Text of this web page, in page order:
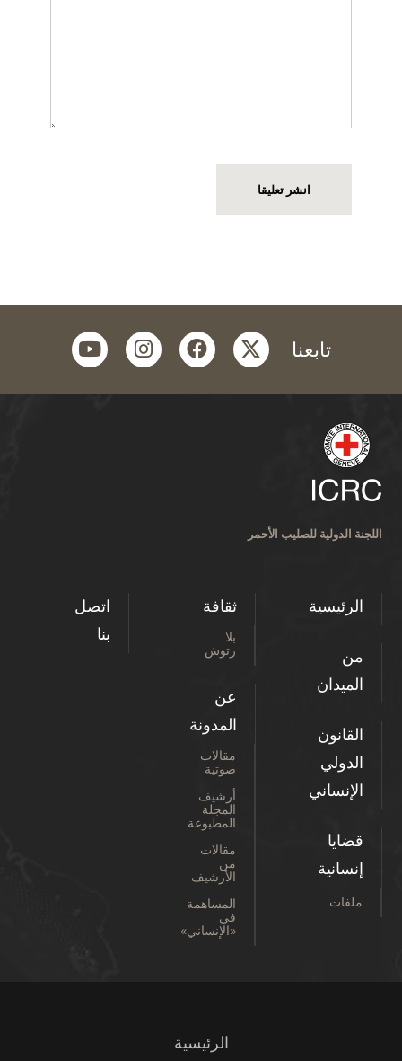
تابعنا twitter
facebook
instagram
youtube
اللجنة الدولية للصليب الأحمر
الرئيسية
من
الميدان
القانون
الدولي
الإنساني
قضايا
إنسانية
ملفات
ثقافة
بلا
رتوش
عن
المدونة
مقالات
صوتية
أرشيف
المجلة
المطبوعة
مقالات
من
الأرشيف
المساهمة
في
«الإنساني»
اتصل
بنا
الرئيسية